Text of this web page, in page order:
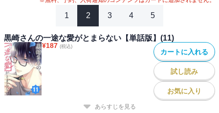
1 2 3 4 5
黒崎さんの一途な愛がとまらない【単話版】(11)
¥187 (税込)
カートに入れる
試し読み
お気に入り
あらすじを見る